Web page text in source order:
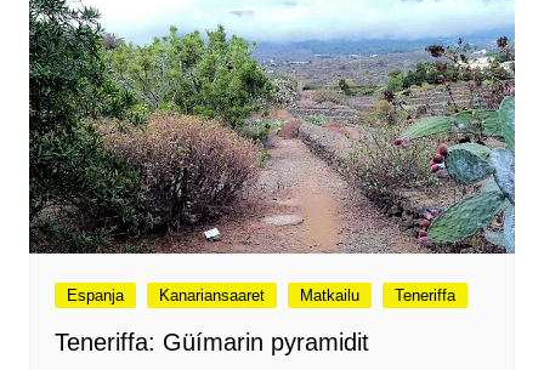
Espanja Kanariansaaret Matkailu Teneriffa
Teneriffa: Güímarin pyramidit